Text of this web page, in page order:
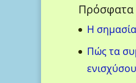
H
Πώς τα